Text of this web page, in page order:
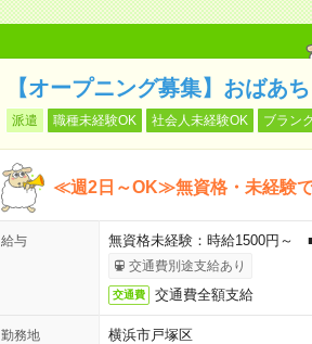
【オープニング募集】おばあ
派遣 職種未経験OK 社会人未経験OK ブラン
≪週2日～OK≫無資格・未経験で
給与 無資格未経験：時給1500円
交通費別途支給あり
交通費 交通費全額支給
勤務地
横浜市戸塚区